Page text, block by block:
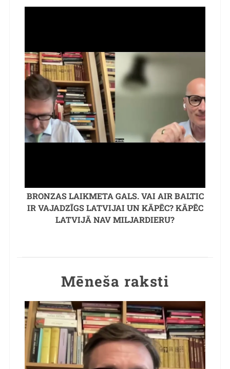
BRONZAS LAIKMETA GALS. VAI AIR BALTIC
IR VAJADZĪGS LATVIJAI UN KĀPĒC? KĀPĒC
LATVIJĀ NAV MILJARDIERU?
Mēneša raksti